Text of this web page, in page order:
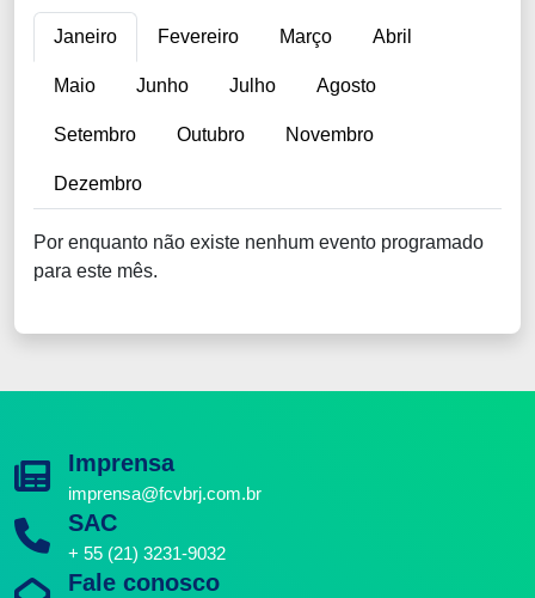
Janeiro Fevereiro Março Abril
Maio Junho Julho Agosto
Setembro Outubro Novembro
Dezembro
Por enquanto não existe nenhum evento programado
para este mês.
Imprensa
imprensa@fcvbrj.com.br
SAC
+ 55 (21) 3231-9032
Fale conosco